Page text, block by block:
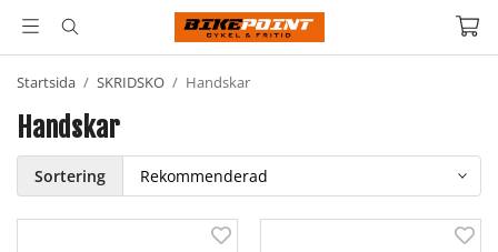
Startsida / SKRIDSKO / Handskar
Handskar
Sortering